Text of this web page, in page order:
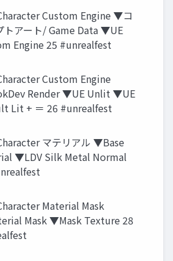
Custom Engine ▼コ
トアート/ Game Data ▼UE
Engine 25 #unrealfest
Custom Engine
Render ▼UE Unlit ▼UE
Lit + ＝ 26 #unrealfest
マテリアル ▼Base
▼LDV Silk Metal Normal
Material Mask
Mask ▼Mask Texture 28